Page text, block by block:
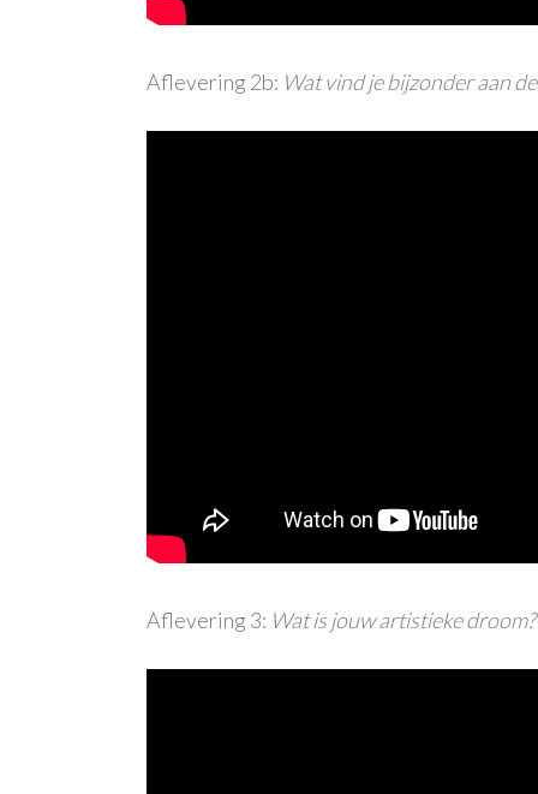
Aflevering 2b: Wat vind je bijzonder aan
Aflevering 3: Wat is jouw artistieke droom?